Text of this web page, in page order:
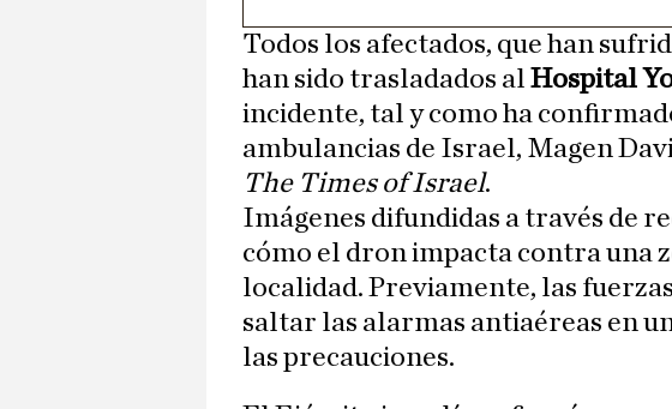
Todos los afectados, que han
han sido trasladados al Hospital
incidente, tal y como ha
ambulancias de Israel, Magen
The Times of Israel.
Imágenes difundidas a través de
cómo el dron impacta contra una
localidad. Previamente, las
saltar las alarmas antiaéreas en
las precauciones.